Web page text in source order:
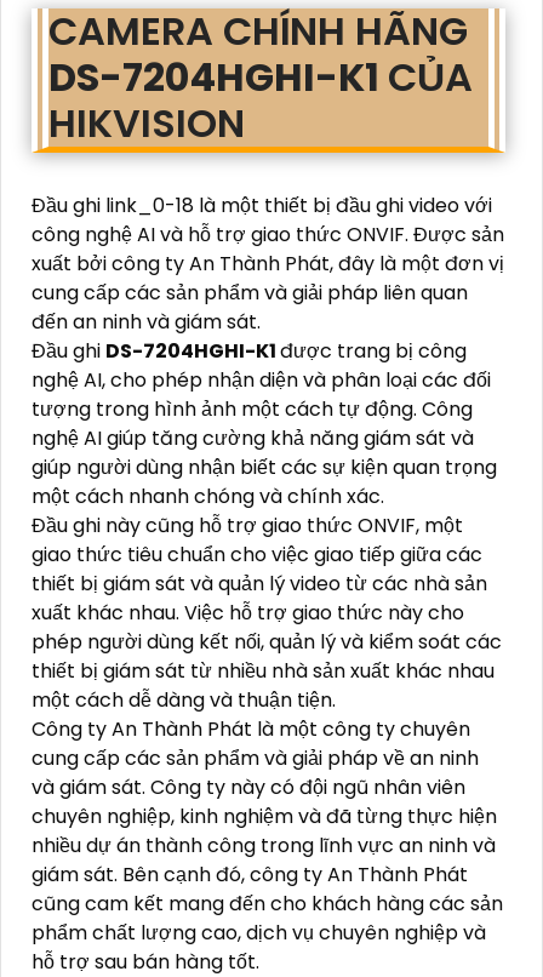
CAMERA CHÍNH HÃNG
DS-7204HGHI-K1 CỦA
HIKVISION
Đầu ghi link_0-18 là một thiết bị đầu ghi video với
công nghệ AI và hỗ trợ giao thức ONVIF. Được sản
xuất bởi công ty An Thành Phát, đây là một đơn vị
cung cấp các sản phẩm và giải pháp liên quan
đến an ninh và giám sát.
Đầu ghi DS-7204HGHI-K1được trang bị công
nghệ AI, cho phép nhận diện và phân loại các đối
tượng trong hình ảnh một cách tự động. Công
nghệ AI giúp tăng cường khả năng giám sát và
giúp người dùng nhận biết các sự kiện quan trọng
một cách nhanh chóng và chính xác.
Đầu ghi này cũng hỗ trợ giao thức ONVIF, một
giao thức tiêu chuẩn cho việc giao tiếp giữa các
thiết bị giám sát và quản lý video từ các nhà sản
xuất khác nhau. Việc hỗ trợ giao thức này cho
phép người dùng kết nối, quản lý và kiểm soát các
thiết bị giám sát từ nhiều nhà sản xuất khác nhau
một cách dễ dàng và thuận tiện.
Công ty An Thành Phát là một công ty chuyên
cung cấp các sản phẩm và giải pháp về an ninh
và giám sát. Công ty này có đội ngũ nhân viên
chuyên nghiệp, kinh nghiệm và đã từng thực hiện
nhiều dự án thành công trong lĩnh vực an ninh và
giám sát. Bên cạnh đó, công ty An Thành Phát
cũng cam kết mang đến cho khách hàng các sản
phẩm chất lượng cao, dịch vụ chuyên nghiệp và
hỗ trợ sau bán hàng tốt.